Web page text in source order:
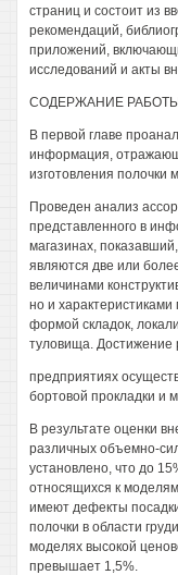
страниц и состоит из
рекомендаций,
приложений,
исследований и акты
СОДЕРЖАНИЕ РАБОТЫ
В первой главе
информация,
изготовления полочки
Проведен анализ
представленного в
магазинах,
являются две или
величинами
но и
формой складок,
туловища.
предприятиях
бортовой прокладки и
В результате оценки
различных объемно-
установлено, что до
относящихся к
имеют дефекты
полочки в области
моделях высокой
превышает 1,5%.